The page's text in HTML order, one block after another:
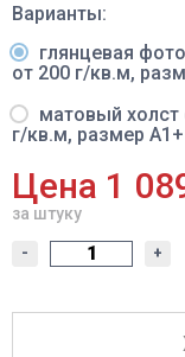
Варианты:
глянцевая
от 200 г/кв.м,
матовый холст
г/кв.м, размер A1+
Цена 1
за штуку
- +